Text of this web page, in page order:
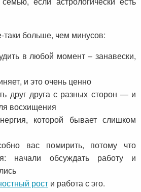
больше, чем минусов:
в любой момент – занавески,
и это очень ценно
друг друга с разных сторон — и
восхищения
которой бывает слишком
вас помирить, потому что
начали обсуждать работу и
рост и работа с эго.